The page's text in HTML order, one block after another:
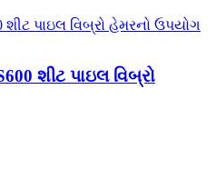
શીટ પાઇલ વિબ્રો